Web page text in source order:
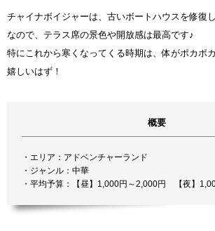
チャイナボイジャーは、古いボートハウスを修復
なので、テラス席の景色や開放感は最高です♪
特にこれから寒くなってくる時期は、体がポカポ
嬉しいはず！
概要
・エリア：アドベンチャーランド
・ジャンル：中華
・平均予算：【昼】1,000円～2,000円 【夜】